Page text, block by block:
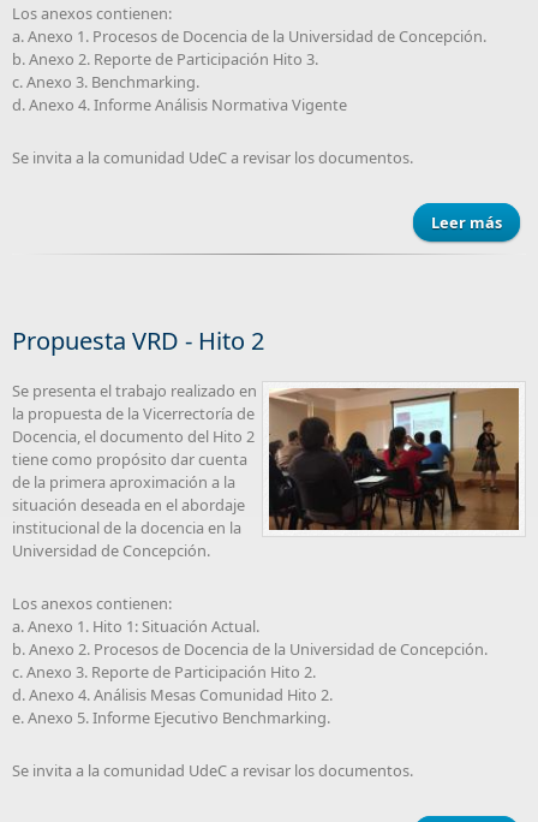
Los anexos contienen:
a. Anexo 1. Procesos de Docencia de la Universidad de Concepción.
b. Anexo 2. Reporte de Participación Hito 3.
c. Anexo 3. Benchmarking.
d. Anexo 4. Informe Análisis Normativa Vigente
Se invita a la comunidad UdeC a revisar los documentos.
Leer más
Propuesta VRD - Hito 2
Se presenta el trabajo realizado en
la propuesta de la Vicerrectoría de
Docencia, el documento del Hito 2
tiene como propósito dar cuenta
de la primera aproximación a la
situación deseada en el abordaje
institucional de la docencia en la
Universidad de Concepción.
Los anexos contienen:
a. Anexo 1. Hito 1: Situación Actual.
b. Anexo 2. Procesos de Docencia de la Universidad de Concepción.
c. Anexo 3. Reporte de Participación Hito 2.
d. Anexo 4. Análisis Mesas Comunidad Hito 2.
e. Anexo 5. Informe Ejecutivo Benchmarking.
Se invita a la comunidad UdeC a revisar los documentos.